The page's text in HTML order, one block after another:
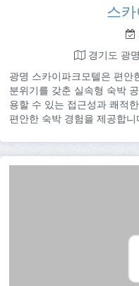
스
경기도 광
광명 스카이파크모텔은 편안
분위기를 갖춘 실속형 숙박
용할 수 있는 접근성과 쾌적
편안한 숙박 경험을 제공합니